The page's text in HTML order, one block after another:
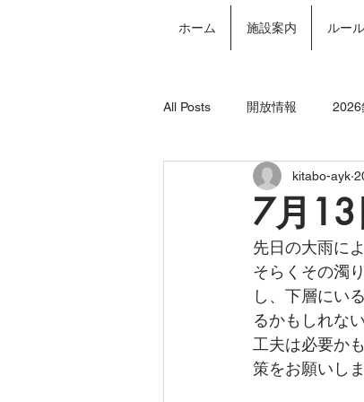
ホーム 施設案内 ルー
All Posts 開放情報 2026
2024年釣果情報 年間
7月13
kitabo-ayk
先日の大雨に
そらくその濁
し、下層にい
るかもしれな
工夫は必要か
策をお願いしま